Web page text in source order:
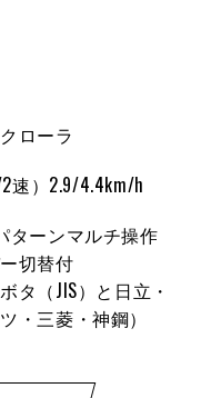
ローラ
速）2.9/4.4km/h
ターンマルチ操作
切替付
ボタ（JIS）と日立・
・三菱・神鋼）